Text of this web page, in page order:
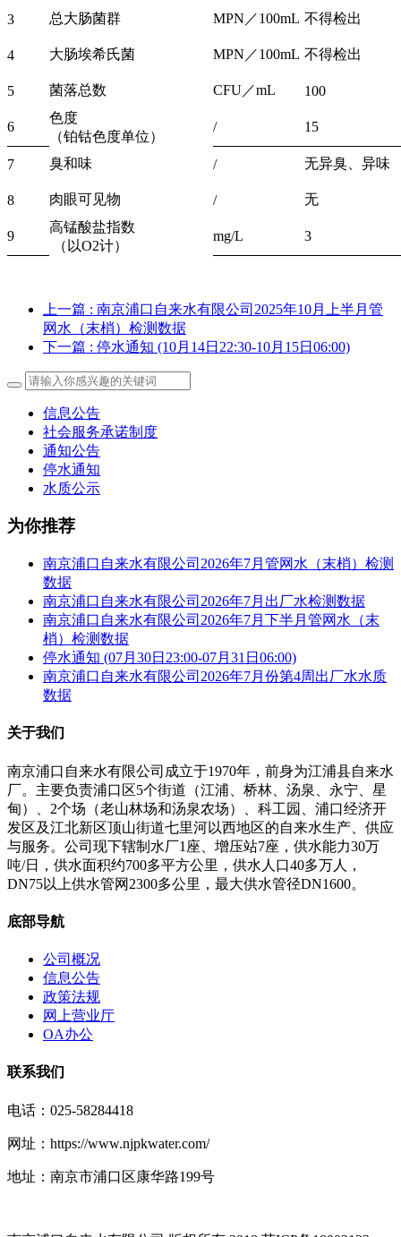
3
总大肠菌群 MPN／100mL 不得检出
4 大肠埃希氏菌 MPN／100mL 不得检出
5 菌落总数 CFU／mL 100
6
色度
/ 15
（铂钴色度单位）
7
臭和味 / 无异臭、异味
8 肉眼可见物 / 无
9
高锰酸盐指数
mg/L 3
（以O2计）
上一篇 : 南京浦口自来水有限公司2025年10月上半月管
网水（末梢）检测数据
下一篇 : 停水通知 (10月14日22:30-10月15日06:00)
信息公告
社会服务承诺制度
通知公告
停水通知
水质公示
为你推荐
南京浦口自来水有限公司2026年7月管网水（末梢）检测
数据
南京浦口自来水有限公司2026年7月出厂水检测数据
南京浦口自来水有限公司2026年7月下半月管网水（末
梢）检测数据
停水通知 (07月30日23:00-07月31日06:00)
南京浦口自来水有限公司2026年7月份第4周出厂水水质
数据
关于我们
南京浦口自来水有限公司成立于1970年，前身为江浦县自来水
厂。主要负责浦口区5个街道（江浦、桥林、汤泉、永宁、星
甸）、2个场（老山林场和汤泉农场）、科工园、浦口经济开
发区及江北新区顶山街道七里河以西地区的自来水生产、供应
与服务。公司现下辖制水厂1座、增压站7座，供水能力30万
吨/日，供水面积约700多平方公里，供水人口40多万人，
DN75以上供水管网2300多公里，最大供水管径DN1600。
底部导航
公司概况
信息公告
政策法规
网上营业厅
OA办公
联系我们
电话：025-58284418
网址：https://www.njpkwater.com/
地址：南京市浦口区康华路199号